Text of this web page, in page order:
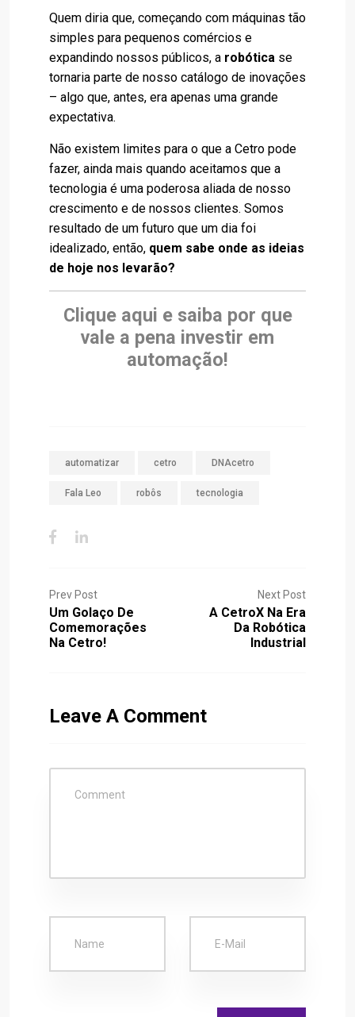
Quem diria que, começando com máquinas tão
simples para pequenos comércios e
expandindo nossos públicos, a robótica se
tornaria parte de nosso catálogo de inovações
– algo que, antes, era apenas uma grande
expectativa.
Não existem limites para o que a Cetro pode
fazer, ainda mais quando aceitamos que a
tecnologia é uma poderosa aliada de nosso
crescimento e de nossos clientes. Somos
resultado de um futuro que um dia foi
idealizado, então, quem sabe onde as ideias
de hoje nos levarão?
Clique aqui e saiba por que
vale a pena investir em
automação!
automatizar cetro DNAcetro
Fala Leo robôs tecnologia
Prev Post
Um Golaço De
Comemorações
Na Cetro!
Next Post
A CetroX Na Era
Da Robótica
Industrial
Leave A Comment